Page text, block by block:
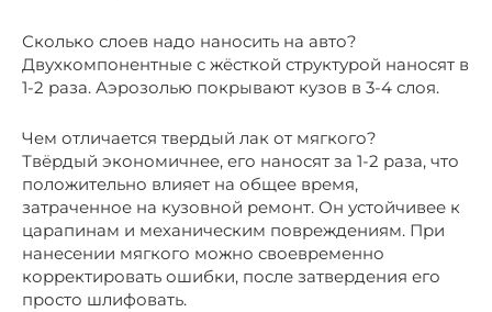
Сколько слоев надо наносить на авто?
Двухкомпонентные с жёсткой структурой наносят в
1-2 раза. Аэрозолью покрывают кузов в 3-4 слоя.
Чем отличается твердый лак от мягкого?
Твёрдый экономичнее, его наносят за 1-2 раза, что
положительно влияет на общее время,
затраченное на кузовной ремонт. Он устойчивее к
царапинам и механическим повреждениям. При
нанесении мягкого можно своевременно
корректировать ошибки, после затвердения его
просто шлифовать.